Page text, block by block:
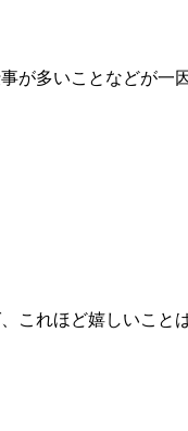
が多いことなどが一因
これほど嬉しいこと